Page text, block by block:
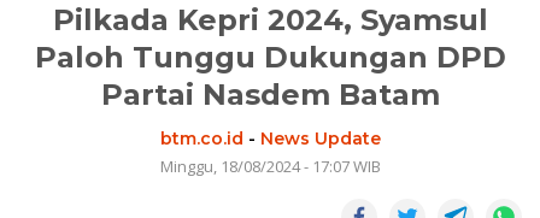
Pilkada Kepri 2024, Syamsul
Paloh Tunggu Dukungan DPD
Partai Nasdem Batam
btm.co.id - News Update
Minggu, 18/08/2024 - 17:07 WIB